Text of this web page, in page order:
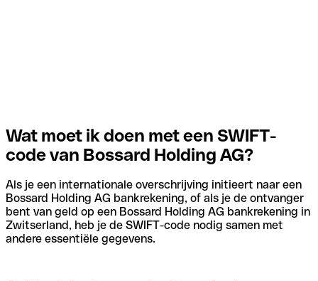
Wat moet ik doen met een SWIFT-
code van Bossard Holding AG?
Als je een internationale overschrijving initieert naar een
Bossard Holding AG bankrekening, of als je de ontvanger
bent van geld op een Bossard Holding AG bankrekening in
Zwitserland, heb je de SWIFT-code nodig samen met
andere essentiële gegevens.